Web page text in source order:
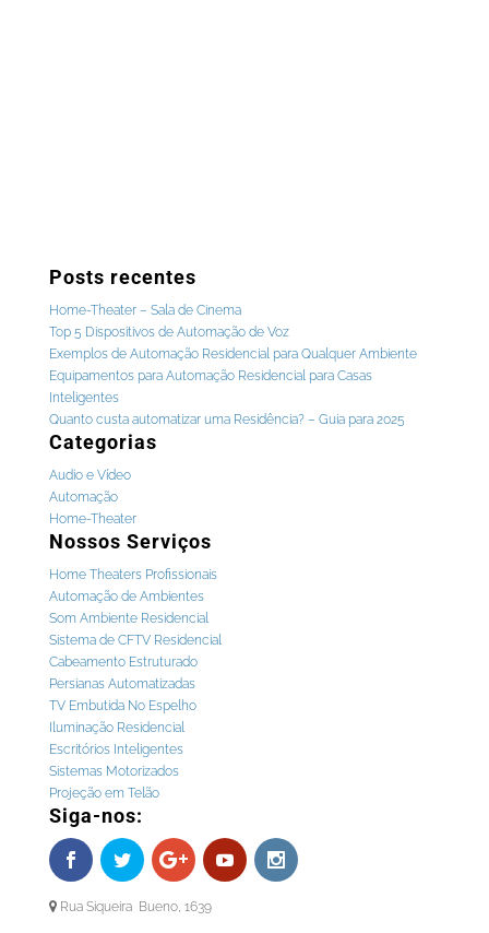
Posts recentes
Home-Theater – Sala de Cinema
Top 5 Dispositivos de Automação de Voz
Exemplos de Automação Residencial para Qualquer Ambiente
Equipamentos para Automação Residencial para Casas
Inteligentes
Quanto custa automatizar uma Residência? – Guia para 2025
Categorias
Audio e Vídeo
Automação
Home-Theater
Nossos Serviços
Home Theaters Profissionais
Automação de Ambientes
Som Ambiente Residencial
Sistema de CFTV Residencial
Cabeamento Estruturado
Persianas Automatizadas
TV Embutida No Espelho
Iluminação Residencial
Escritórios Inteligentes
Sistemas Motorizados
Projeção em Telão
Siga-nos:
Rua Siqueira Bueno, 1639